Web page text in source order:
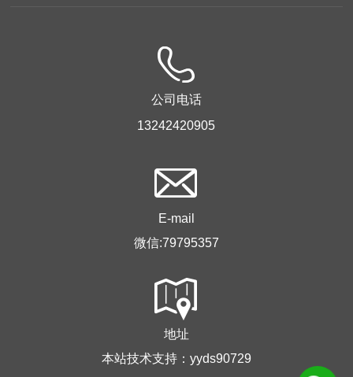
公司电话
13242420905
E-mail
微信:79795357
地址
本站技术支持：yyds90729